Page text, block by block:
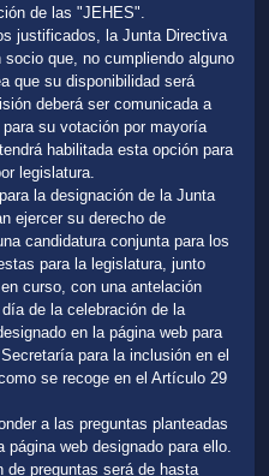
de las "JEHES".
justificados, la Junta Directiva
que, no cumpliendo alguno
que su disponibilidad será
deberá ser comunicada a
su votación por mayoría
habilitada esta opción para
legislatura.
la designación de la Junta
ejercer su derecho de
candidatura conjunta para los
para la legislatura, junto
curso, con una antelación
de la celebración de la
en la página web para
para la inclusión en el
se recoge en el Artículo 29
a las preguntas planteadas
web designado para ello.
de preguntas será de hasta